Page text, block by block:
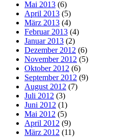
Mai 2013 (6)
April 2013 (5)
März 2013 (4)
Februar 2013 (4)
Januar 2013 (2)
Dezember 2012 (6)
November 2012 (5)
Oktober 2012 (6)
September 2012 (9)
August 2012 (7)
Juli 2012 (3)
Juni 2012 (1)
Mai 2012 (5)
April 2012 (9)
März 2012 (11)